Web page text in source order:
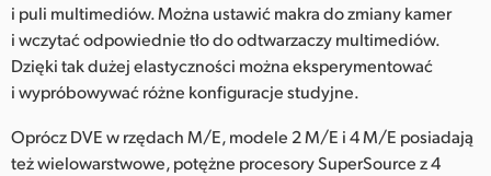
i puli multimediów. Można ustawić makra do zmiany kamer
i wczytać odpowiednie tło do odtwarzaczy multimediów.
Dzięki tak dużej elastyczności można eksperymentować
i wypróbowywać różne konfiguracje studyjne.
Oprócz DVE w rzędach M/E, modele 2 M/E i 4 M/E posiadają
też wielowarstwowe, potężne procesory SuperSource z 4